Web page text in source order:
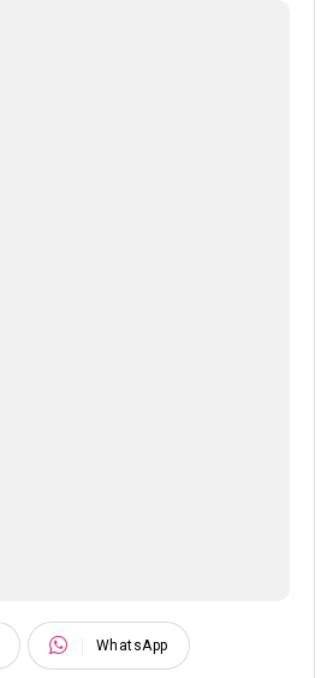
WhatsApp